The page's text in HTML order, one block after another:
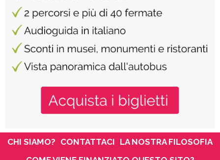
CHI SIAMO? CONTATTACI LA NOSTRA FILOSOFIA